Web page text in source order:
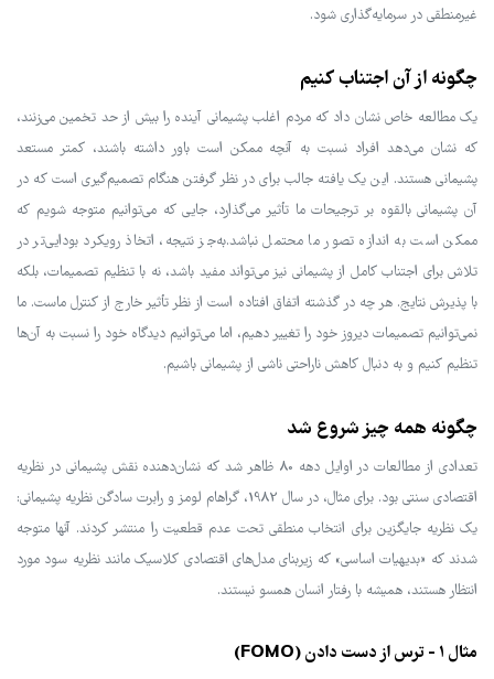
غیرمنطقی در سرمایه‌گذاری شود.
چگونه از آن اجتناب کنیم
یک مطالعه خاص نشان داد که مردم اغلب پشیمانی آینده را بیش از حد تخمین می‌زنند،
که نشان می‌دهد افراد نسبت به آنچه ممکن است باور داشته باشند، کمتر مستعد
پشیمانی هستند. این یک یافته جالب برای در نظر گرفتن هنگام تصمیم‌گیری است که در
آن پشیمانی بالقوه بر ترجیحات ما تأثیر می‌گذارد، جایی که می‌توانیم متوجه شویم که
ممکن است به اندازه تصور ما محتمل نباشد.به‌جز نتیجه، اتخاذ رویکرد بودایی‌تر در
تلاش برای اجتناب کامل از پشیمانی نیز می‌تواند مفید باشد، نه با تنظیم تصمیمات، بلکه
با پذیرش نتایج. هر چه در گذشته اتفاق افتاده است از نظر تأثیر خارج از کنترل ماست. ما
نمی‌توانیم تصمیمات دیروز خود را تغییر دهیم، اما می‌توانیم دیدگاه خود را نسبت به آن‌ها
تنظیم کنیم و به دنبال کاهش ناراحتی ناشی از پشیمانی باشیم.
چگونه همه چیز شروع شد
تعدادی از مطالعات در اوایل دهه 80 ظاهر شد که نشان‌دهنده نقش پشیمانی در نظریه
اقتصادی سنتی بود. برای مثال، در سال 1982، گراهام لومز و رابرت سادگن نظریه پشیمانی:
یک نظریه جایگزین برای انتخاب منطقی تحت عدم قطعیت را منتشر کردند. آنها متوجه
شدند که «بدیهیات اساسی» که زیربنای مدل‌های اقتصادی کلاسیک مانند نظریه سود مورد
انتظار هستند، همیشه با رفتار انسان همسو نیستند.
مثال 1 - ترس از دست دادن (FOMO)